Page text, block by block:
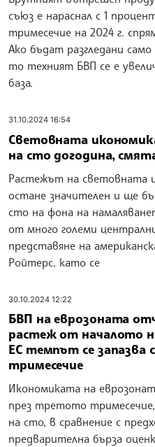
съюз е нараснал с 1
тримесечие на 2024 г.
Ако бъдат разгледани
то техният БВП се е
база.
31.10.2024 16:54
Световната
на сто догодина,
Растежът на световната
остане значителен и ще
сто на фона на
от много големи
представяне на
Ройтерс, като се
30.10.2024 12:22
БВП на еврозоната
растеж от началото
ЕС темпът се
тримесечие
Икономиката на
през третото
на сто, в сравнение с
предварителна бърза